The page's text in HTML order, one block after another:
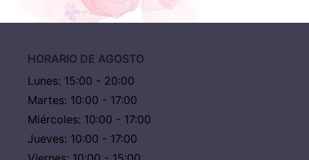
HORARIO DE AGOSTO
Lunes: 15:00 - 20:00
Martes: 10:00 - 17:00
Miércoles: 10:00 - 17:00
Jueves: 10:00 - 17:00